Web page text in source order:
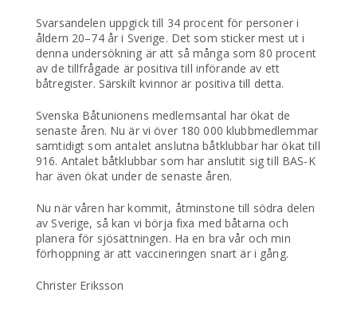
Svarsandelen uppgick till 34 procent för personer i
åldern 20–74 år i Sverige. Det som sticker mest ut i
denna undersökning är att så många som 80 procent
av de tillfrågade är positiva till införande av ett
båtregister. Särskilt kvinnor är positiva till detta.
Svenska Båtunionens medlemsantal har ökat de
senaste åren. Nu är vi över 180 000 klubbmedlemmar
samtidigt som antalet anslutna båtklubbar har ökat till
916. Antalet båtklubbar som har anslutit sig till BAS-K
har även ökat under de senaste åren.
Nu när våren har kommit, åtminstone till södra delen
av Sverige, så kan vi börja fixa med båtarna och
planera för sjösättningen. Ha en bra vår och min
förhoppning är att vaccineringen snart är i gång.
Christer Eriksson